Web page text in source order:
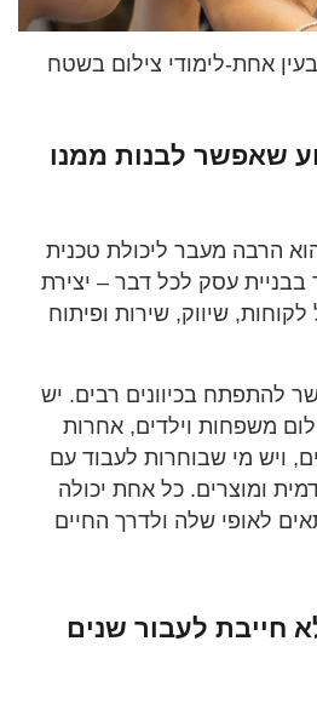
אחת-לימודי צילום בשטח
שאפשר לבנות ממנו
הרבה מעבר ליכולת טכנית
עסק לכל דבר – יצירת
שיווק, שירות ופיתוח
להתפתח בכיוונים רבים. יש
משפחות וילדים, אחרות
ויש מי שבוחרות לעבוד עם
ומוצרים. כל אחת יכולה
לאופי שלה ולדרך החיים
חייבת לעבור שנים